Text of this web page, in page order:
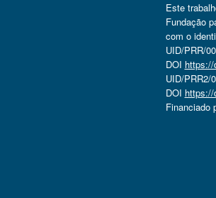
Este
Fundação
com o
UID/PRR/
DOI https://
UID/PRR2/
DOI https://
Financiado